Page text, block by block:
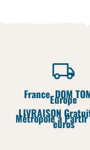
France, DOM
Europe
LIVRAISON
Métropole à Partir
euros